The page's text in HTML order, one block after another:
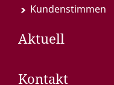
Kundenstimmen
Aktuell
Kontakt